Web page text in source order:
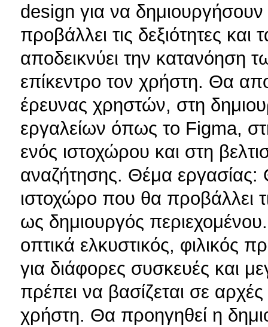
design για να
προβάλλει τις δεξιότητες
αποδεικνύει την κατανόηση
επίκεντρο τον χρήστη. Θα
έρευνας χρηστών, στη
εργαλείων όπως το Figma,
ενός ιστοχώρου και στη
αναζήτησης. Θέμα εργασίας:
ιστοχώρο που θα προβάλλει
ως δημιουργός
οπτικά ελκυστικός, φιλικός
για διάφορες συσκευές και
πρέπει να βασίζεται σε
χρήστη. Θα προηγηθεί η